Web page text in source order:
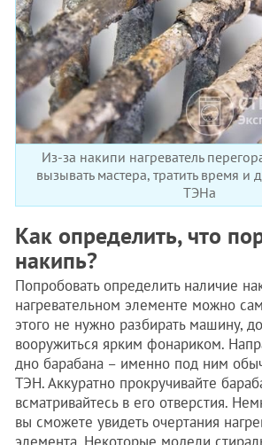
Из-за накипи нагреватель
вызывать мастера, тратить время и
ТЭНа
Как определить, что
накипь?
Попробовать определить наличие
нагревательном элементе можно
этого не нужно разбирать машину,
вооружиться ярким фонариком.
дно барабана – именно под ним
ТЭН. Аккуратно прокручивайте
всматривайтесь в его отверстия.
вы сможете увидеть очертания